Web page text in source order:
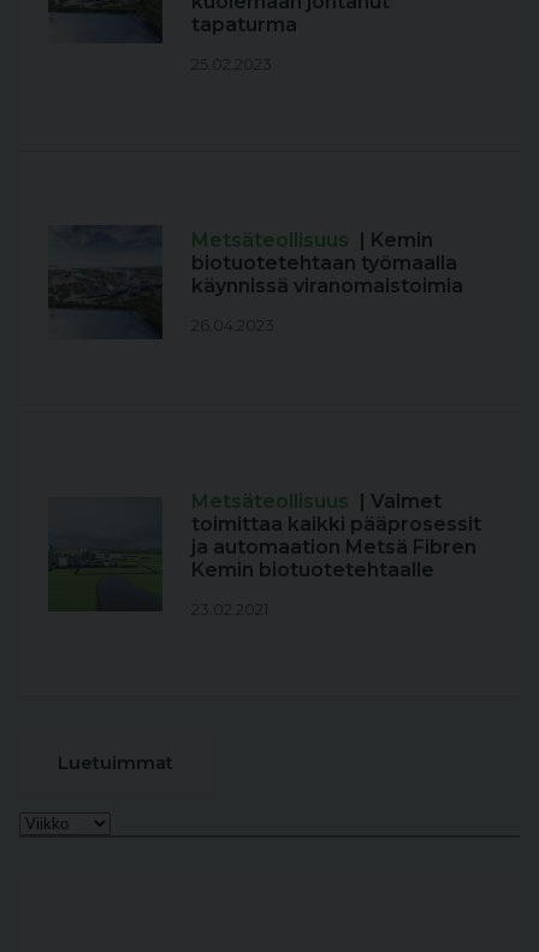
tapaturma
25.02.2023
Metsäteollisuus
| Kemin
biotuotetehtaan työmaalla
käynnissä viranomaistoimia
26.04.2023
Metsäteollisuus
| Valmet
toimittaa kaikki pääprosessit
ja automaation Metsä Fibren
Kemin biotuotetehtaalle
23.02.2021
Luetuimmat